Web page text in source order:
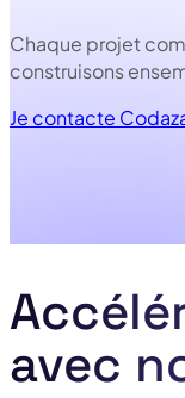
Chaque projet
construisons
Je contacte
avec